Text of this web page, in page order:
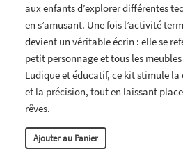
aux enfants d’explorer différentes
en s’amusant. Une fois l’activité
devient un véritable écrin : elle se
petit personnage et tous les
Ludique et éducatif, ce kit stimule
et la précision, tout en laissant
rêves.
Ajouter au Panier